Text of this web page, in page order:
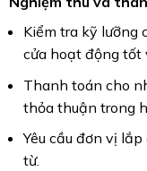
Kiểm tra kỹ lưỡng
cửa hoạt động tốt
Thanh toán cho
thỏa thuận trong
Yêu cầu đơn vị
từ.